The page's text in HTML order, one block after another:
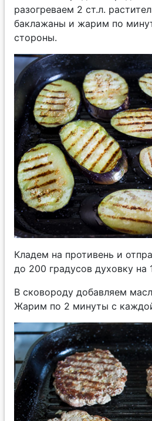
разогреваем 2 ст.л.
баклажаны и жарим по
стороны.
Кладем на противень и
до 200 градусов духовку на
В сковороду добавляем
Жарим по 2 минуты с